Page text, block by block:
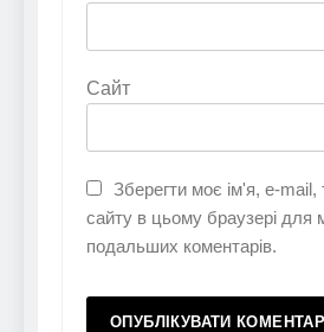
Сайт
Зберегти моє ім'я, e-mail,
сайту в цьому браузері для
подальших коментарів.